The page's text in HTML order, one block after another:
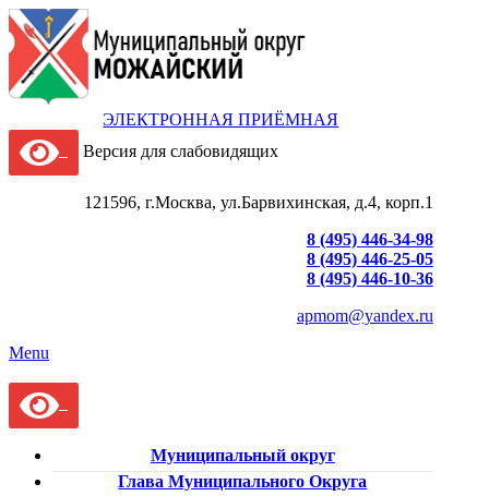
ЭЛЕКТРОННАЯ ПРИЁМНАЯ
Версия для слабовидящих
121596, г.Москва, ул.Барвихинская, д.4, корп.1
8 (495) 446-34-98
8 (495) 446-25-05
8 (495) 446-10-36
apmom@yandex.ru
Menu
Муниципальный округ
Глава Муниципального Округа